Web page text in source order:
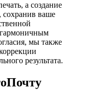
а создание
сохранив ваше
гармоничным
мы также
результата.